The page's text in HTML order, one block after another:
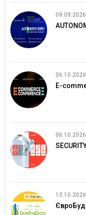
09.09.2026
06.10.2026
E-
06.10.2026
13.10.2026